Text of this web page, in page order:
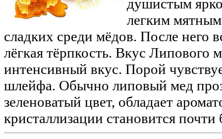
душистым
легким
сладких среди мёдов. После него
лёгкая тёрпкость. Вкус Липового
интенсивный вкус. Порой
шлейфа. Обычно липовый мед
зеленоватый цвет, обладает
кристаллизации становится